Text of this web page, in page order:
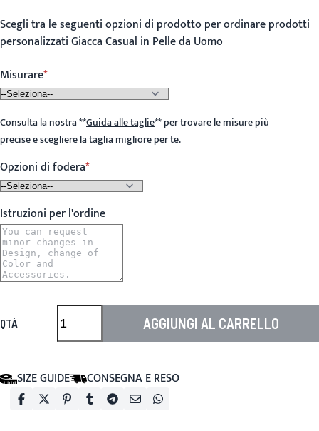
Scegli tra le seguenti opzioni di prodotto per ordinare prodotti
personalizzati Giacca Casual in Pelle da Uomo
Misurare
Consulta la nostra**Guida alle taglie**per trovare le misure più
precise e scegliere la taglia migliore per te.
Opzioni di fodera
Istruzioni per l'ordine
QTÀ AGGIUNGI AL CARRELLO
SIZE GUIDE CONSEGNA E RESO